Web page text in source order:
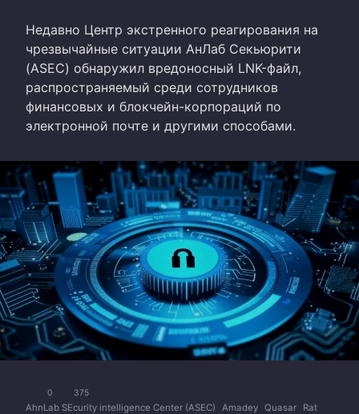
Недавно Центр экстренного реагирования на
чрезвычайные ситуации АнЛаб Секьюрити
(ASEC) обнаружил вредоносный LNK-файл,
распространяемый среди сотрудников
финансовых и блокчейн-корпораций по
электронной почте и другими способами.
0 375
AhnLab SEcurity intelligence Center (ASEC) Amadey Quasar Rat